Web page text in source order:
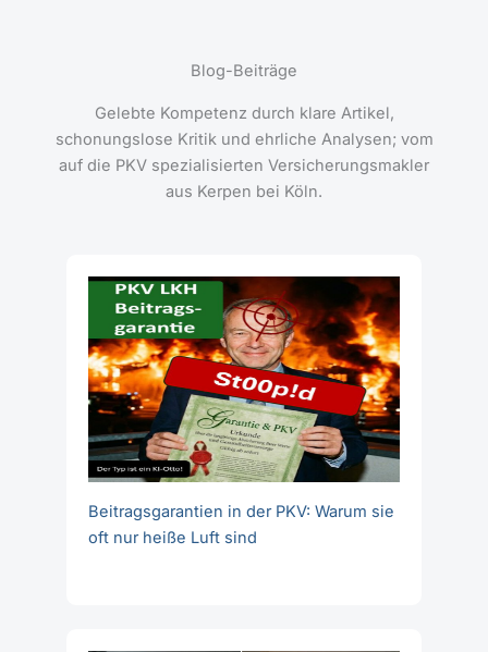
Blog-Beiträge
Gelebte Kompetenz durch klare Artikel,
schonungslose Kritik und ehrliche Analysen; vom
auf die PKV spezialisierten Versicherungsmakler
aus Kerpen bei Köln.
Beitragsgarantien in der PKV: Warum sie
oft nur heiße Luft sind